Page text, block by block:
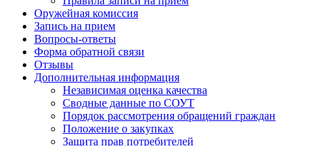
Оружейная комиссия
Запись на прием
Вопросы-ответы
Форма обратной связи
Отзывы
Дополнительная информация
Независимая оценка качества
Сводные данные по СОУТ
Порядок рассмотрения обращений граждан
Положение о закупках
Защита прав потребителей